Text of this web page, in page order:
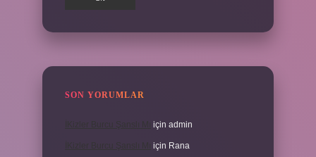
SON YORUMLAR
için admin
için Rana